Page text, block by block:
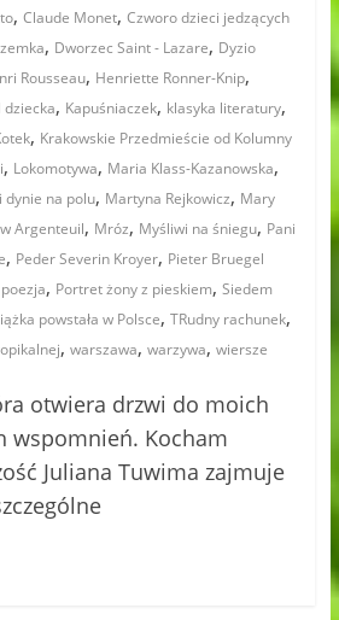
, Claude Monet, Czworo dzieci jedzących
, Dworzec Saint - Lazare, Dyzio
Rousseau, Henriette Ronner-Knip,
dziecka, Kapuśniaczek, klasyka literatury,
, Krakowskie Przedmieście od Kolumny
, Lokomotywa, Maria Klass-Kazanowska,
na polu, Martyna Rejkowicz, Mary
Argenteuil, Mróz, Myśliwi na śniegu, Pani
, Peder Severin Kroyer, Pieter Bruegel
, Portret żony z pieskiem, Siedem
powstała w Polsce, TRudny rachunek,
, warszawa, warzywa, wiersze
otwiera drzwi do moich
wspomnień. Kocham
Juliana Tuwima zajmuje